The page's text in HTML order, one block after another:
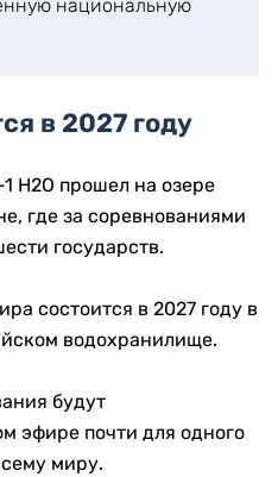
национальную
в 2027 году
H2O прошел на озере
где за соревнованиями
государств.
состоится в 2027 году в
водохранилище.
будут
эфире почти для одного
миру.